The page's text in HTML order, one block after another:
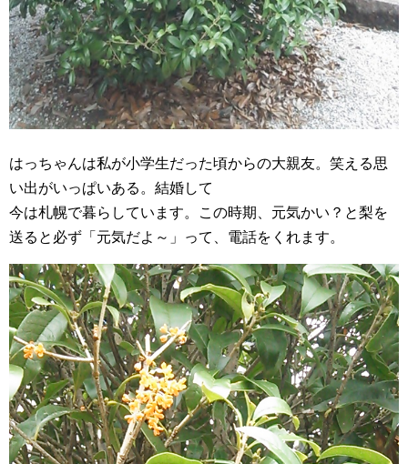
はっちゃんは私が小学生だった頃からの大親友。笑える思
い出がいっぱいある。結婚して
今は札幌で暮らしています。この時期、元気かい？と梨を
送ると必ず「元気だよ～」って、電話をくれます。